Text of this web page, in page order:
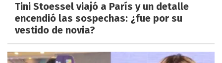
Tini Stoessel viajó a París y un detalle
encendió las sospechas: ¿fue por su
vestido de novia?